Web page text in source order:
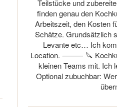
Teilstücke und
finden genau den
Arbeitszeit, den Kosten
Schätze. Grundsätzlich
Levante etc… Ich
Location. ⸻ 🔪
kleinen Teams mit.
Optional zubuchbar: